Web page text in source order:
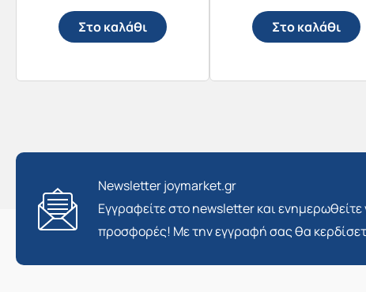
Στο καλάθι Στο καλάθι
Newsletter joymarket.gr
Εγγραφείτε στο newsletter και ενημερωθείτε
προσφορές! Με την εγγραφή σας θα